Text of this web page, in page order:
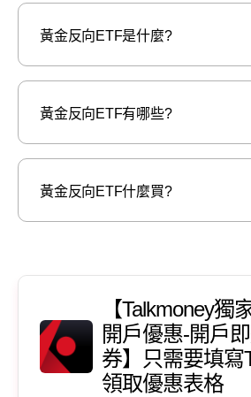
黃金反向ETF是什麼?
黃金反向ETF有哪些?
黃金反向ETF什麼買?
【Talkmoney獨
開戶優惠-開戶
券】只需要填寫
領取優惠表格